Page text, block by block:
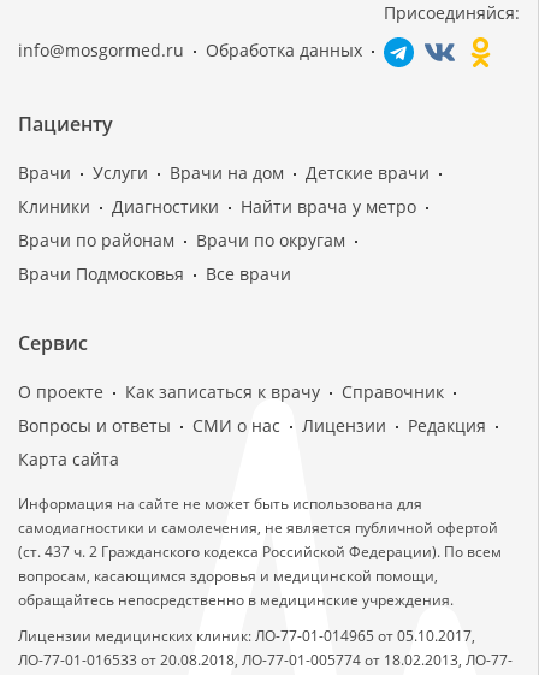
info@mosgormed.ru Обработка данных
Присоединяйся:
Пациенту
Врачи Услуги Врачи на дом
Детские врачи
Клиники
Диагностики
Найти врача у метро
Врачи по районам
Врачи по округам
Врачи Подмосковья
Все врачи
Сервис
О проекте Как записаться к врачу
Справочник
Вопросы и ответы
СМИ о нас Лицензии
Редакция
Карта сайта
Информация на сайте не может быть использована для
самодиагностики и самолечения, не является публичной офертой
(ст. 437 ч. 2 Гражданского кодекса Российской Федерации). По всем
вопросам, касающимся здоровья и медицинской помощи,
обращайтесь непосредственно в медицинские учреждения.
Лицензии медицинских клиник: ЛО-77-01-014965 от 05.10.2017,
ЛО-77-01-016533 от 20.08.2018, ЛО-77-01-005774 от 18.02.2013, ЛО-77-